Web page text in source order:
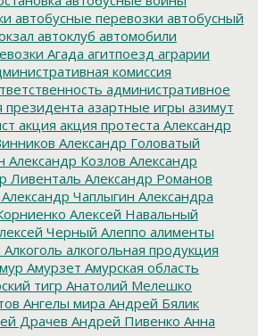
автобусные перевозки автобусный
автоклуб автомобили
Агада агитпоезд аграрии
комиссия
административное
президента азартные игры азимут
акция акция протеста Александр
Александр Головатый
Александр Козлов Александр
Ливенталь Александр Романов
Александр Чаплыгин Александра
Алексей Навальный
Черный Алеппо алименты
Алкоголь алкогольная продукция
Амурзет Амурская область
тигр Анатолий Мелешко
Ангелы мира Андрей Бялик
Драчев Андрей Пивенко Анна